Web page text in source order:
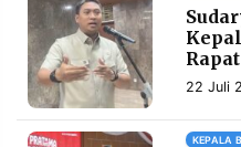
22 Juli
KEPALA